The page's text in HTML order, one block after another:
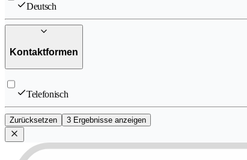
Deutsch
Kontaktformen
Telefonisch
Zurücksetzen 3 Ergebnisse anzeigen